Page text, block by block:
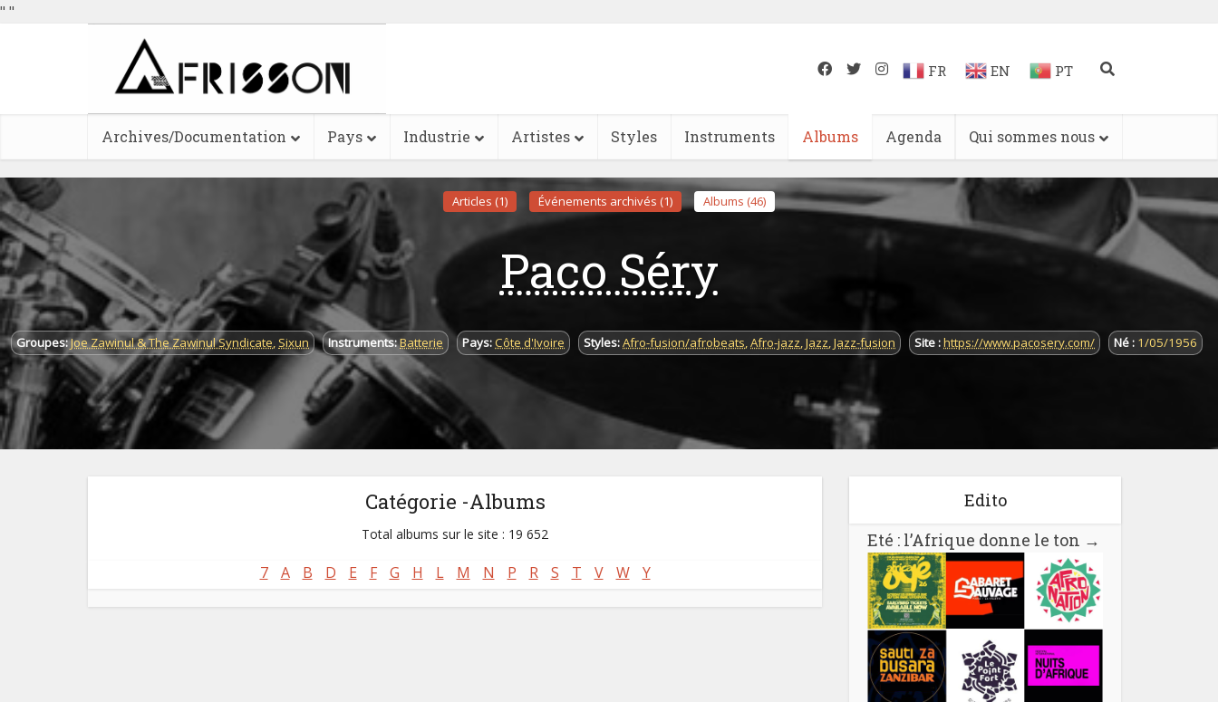
" "
FR EN PT
Archives/Documentation Pays Industrie Artistes Styles Instruments Albums Agenda Qui sommes nous
Articles (1) Événements archivés (1) Albums (46)
Paco Séry
Groupes:Joe Zawinul & The Zawinul Syndicate, Sixun Instruments:Batterie Pays:Côte d'Ivoire Styles:Afro-fusion/afrobeats,Afro-jazz,Jazz,Jazz-fusion Site :https://www.pacosery.com/ Né : 1/05/1956
Catégorie -Albums
Total albums sur le site : 19 652
7 A B D E F G H L M N P R S T V W Y
Edito
Eté : l’Afrique donne le ton →